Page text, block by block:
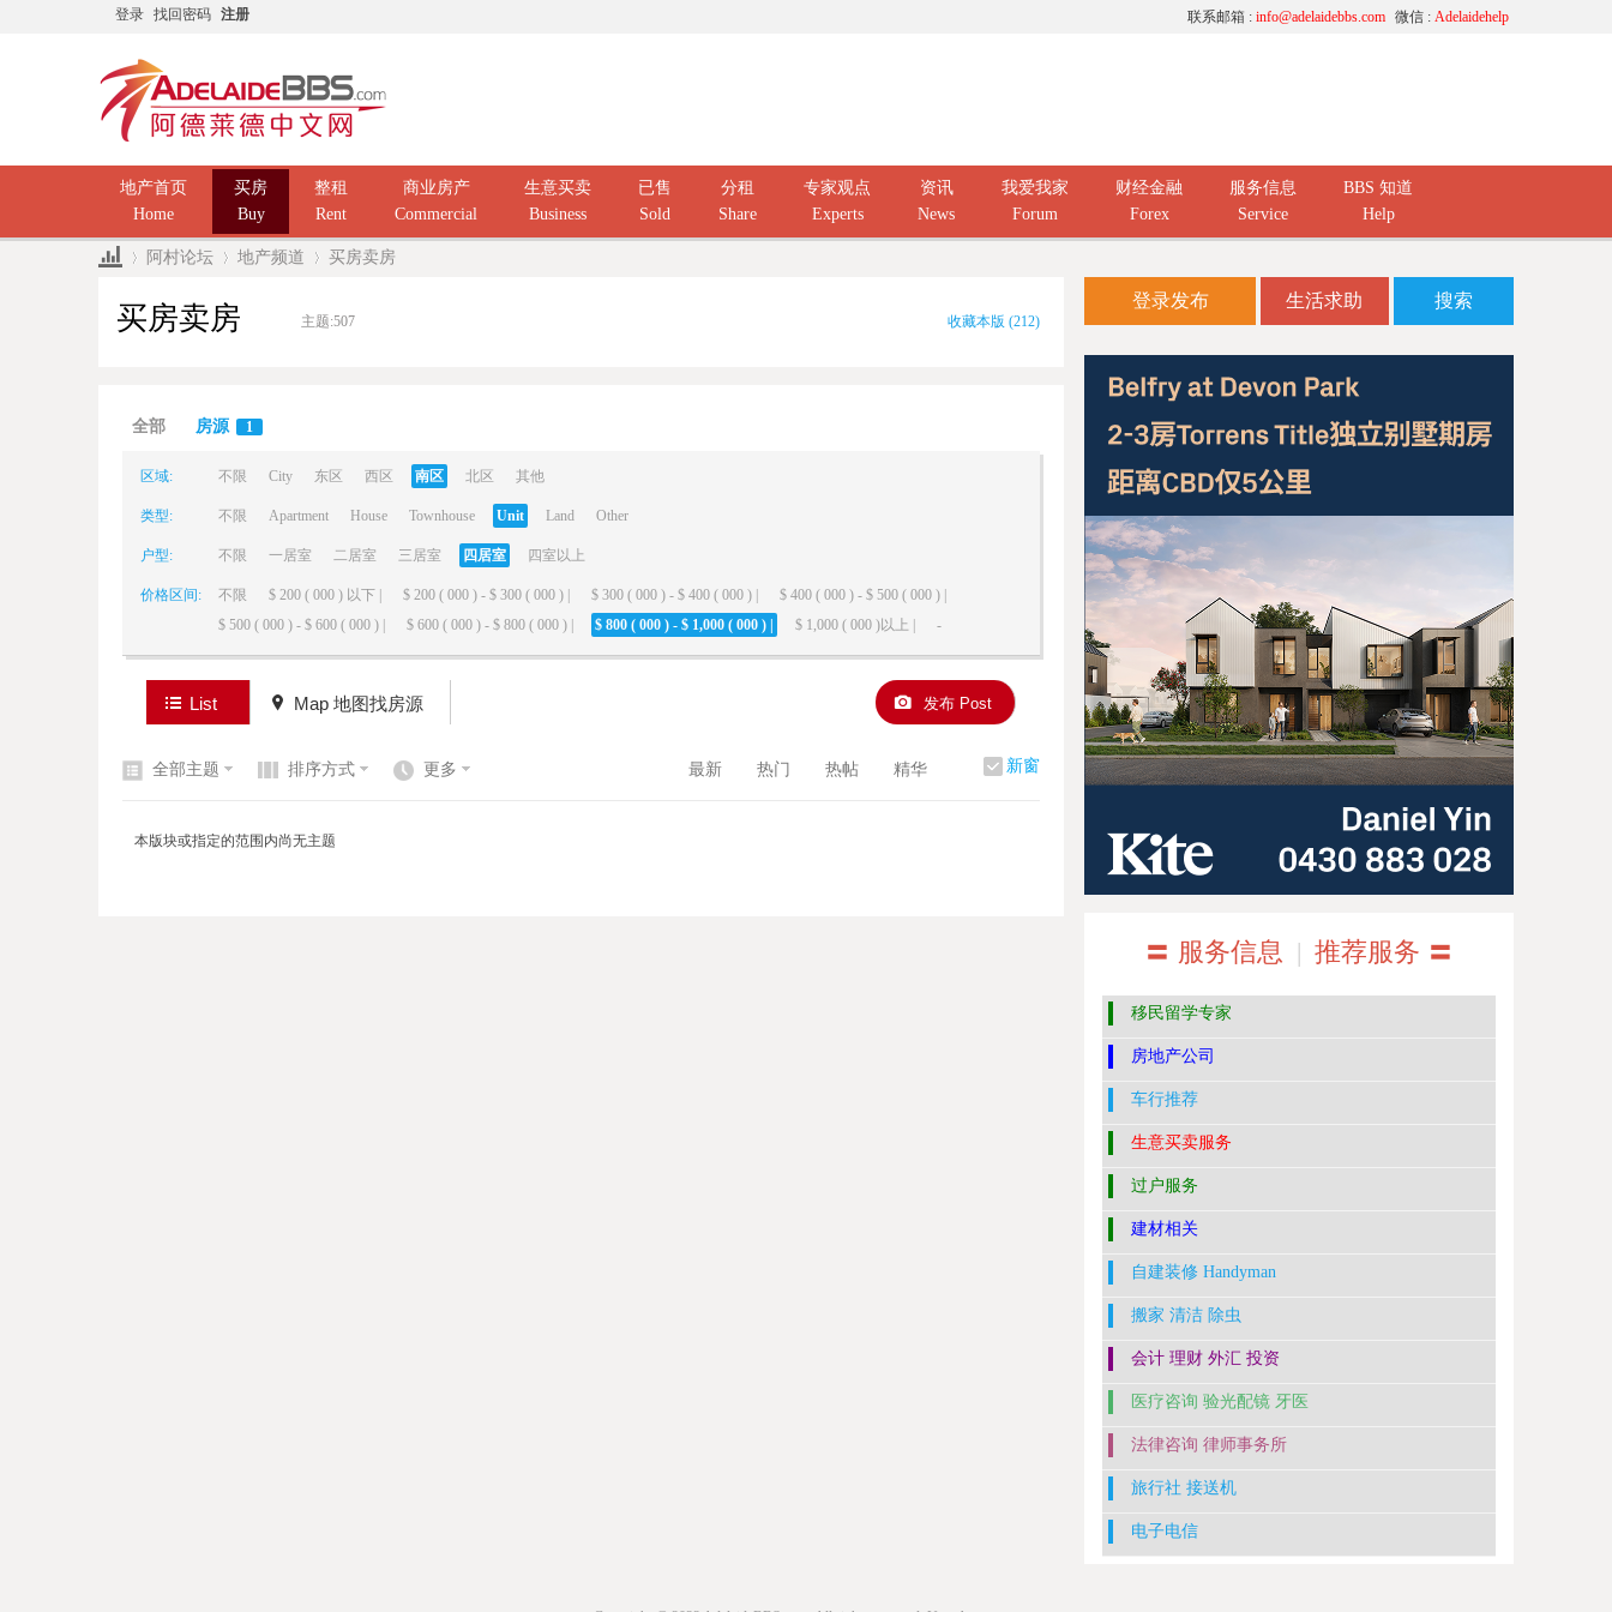
登录 找回密码 注册 微信 : Adelaidehelp
联系邮箱 : info@adelaidebbs.com
地产首页
Home
买房
Buy
整租
Rent
商业房产
Commercial
生意买卖
Business
已售
Sold
分租
Share
专家观点
Experts
资讯
News
我爱我家
Forum
财经金融
Forex
服务信息
Service
BBS 知道
Help
阿村论坛 地产频道 买房卖房
买房卖房 主题:507 收藏本版 (212)
全部 房源 1
区域: 不限 City 东区 西区 南区 北区 其他
类型: 不限 Apartment House Townhouse Unit Land Other
户型: 不限 一居室 二居室 三居室 四居室 四室以上
价格区间: 不限 $ 200 ( 000 ) 以下 | $ 200 ( 000 ) - $ 300 ( 000 ) | $ 300 ( 000 ) - $ 400 ( 000 ) |
$ 400 ( 000 ) - $ 500 ( 000 ) |
$ 500 ( 000 ) - $ 600 ( 000 ) |
$ 600 ( 000 ) - $ 800 ( 000 ) | $ 800 ( 000 ) - $ 1,000 ( 000 ) | $ 1,000 ( 000 )以上 | -
List Map 地图找房源 发布 Post
新窗
全部主题 排序方式 更多 最新 热门 热帖 精华
本版块或指定的范围内尚无主题
登录发布 生活求助 搜索
〓 服务信息 | 推荐服务 〓
移民留学专家
房地产公司
车行推荐
生意买卖服务
过户服务
建材相关
自建装修 Handyman
搬家 清洁 除虫
会计 理财 外汇 投资
医疗咨询 验光配镜 牙医
法律咨询 律师事务所
旅行社 接送机
电子电信